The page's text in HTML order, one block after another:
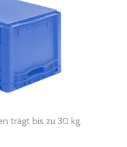
trägt bis zu 30 kg.